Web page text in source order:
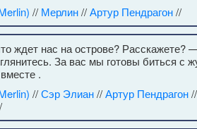
// Мерлин//Артур Пендрагон//
ждет нас на острове? Расскажете?
За вас мы готовы биться с
.
//Сэр Элиан//Артур Пендрагон